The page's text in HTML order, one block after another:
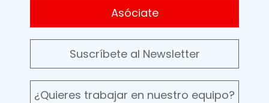
Asóciate
Suscríbete al Newsletter
¿Quieres trabajar en nuestro equipo?